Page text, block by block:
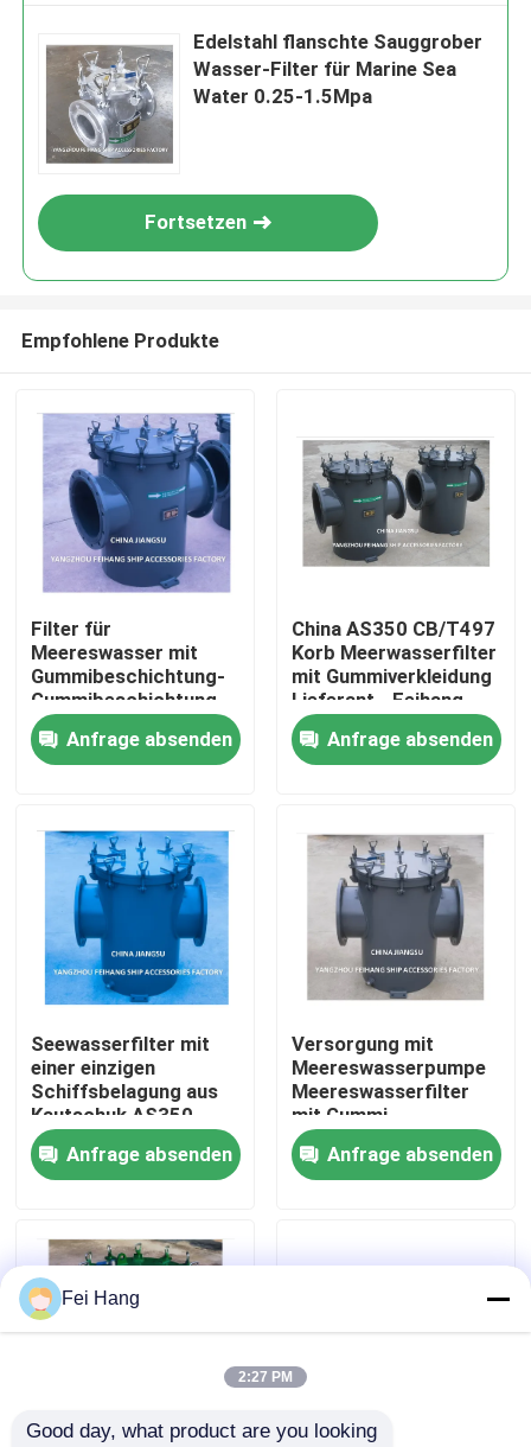
Startseite
Produkte
Über uns
Fabrik Tour
Qualitätskontrolle
Kontakt
Marine-Entlüftungskopf
Marine Sea Water Strainer
Edelstahl flanschte Sauggrober
Wasser-Filter für Marine Sea
Water 0.25-1.5Mpa
Fortsetzen
Empfohlene Produkte
Filter für
Meereswasser mit
Gummibeschichtung-
Gummibeschichtung
Grobwasserfilter für
Kühlsystem für
Meereswasser AS350
Anfrage absenden
China AS350 CB/T497
Korb Meerwasserfilter
mit Gummiverkleidung
Lieferant - Feihang
Marine
Anfrage absenden
Seewasserfilter mit
einer einzigen
Schiffsbelagung aus
Kautschuk AS350
CB/T497-2012
Seewasserfilter mit
einer einzigen
Kautschuk
Anfrage absenden
Versorgung mit
Meereswasserpumpe
Meereswasserfilter
mit Gummi,
Inhalationsfilter
AS350 CB/T 497-94 -
Feihang Marine
Anfrage absenden
Fei Hang
2:27 PM
Good day, what product are you looking